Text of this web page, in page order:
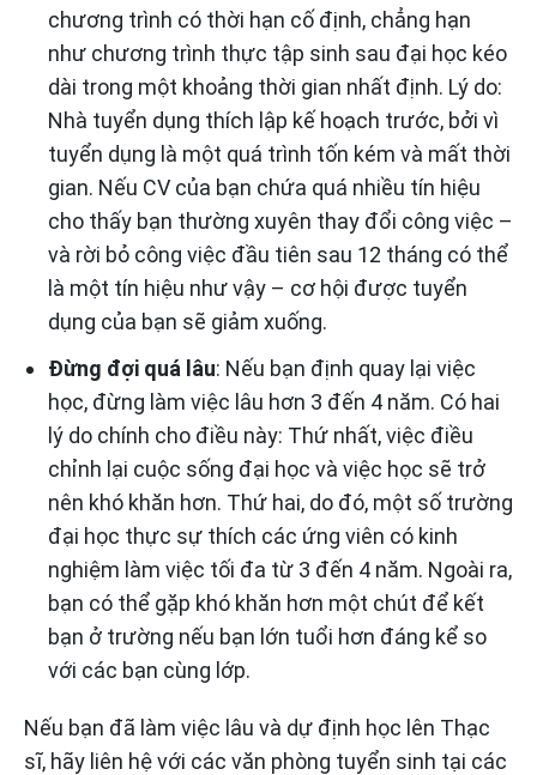
chương trình có thời hạn cố định, chẳng hạn
như chương trình thực tập sinh sau đại học kéo
dài trong một khoảng thời gian nhất định. Lý do:
Nhà tuyển dụng thích lập kế hoạch trước, bởi vì
tuyển dụng là một quá trình tốn kém và mất thời
gian. Nếu CV của bạn chứa quá nhiều tín hiệu
cho thấy bạn thường xuyên thay đổi công việc –
và rời bỏ công việc đầu tiên sau 12 tháng có thể
là một tín hiệu như vậy – cơ hội được tuyển
dụng của bạn sẽ giảm xuống.
Đừng đợi quá lâu: Nếu bạn định quay lại việc
học, đừng làm việc lâu hơn 3 đến 4 năm. Có hai
lý do chính cho điều này: Thứ nhất, việc điều
chỉnh lại cuộc sống đại học và việc học sẽ trở
nên khó khăn hơn. Thứ hai, do đó, một số trường
đại học thực sự thích các ứng viên có kinh
nghiệm làm việc tối đa từ 3 đến 4 năm. Ngoài ra,
bạn có thể gặp khó khăn hơn một chút để kết
bạn ở trường nếu bạn lớn tuổi hơn đáng kể so
với các bạn cùng lớp.
Nếu bạn đã làm việc lâu và dự định học lên Thạc
sĩ, hãy liên hệ với các văn phòng tuyển sinh tại các